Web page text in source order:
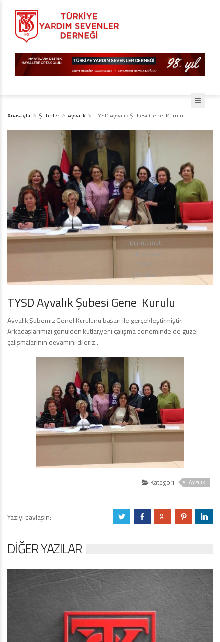
Anasayfa Şubeler Ayvalık TYSD Ayvalık Şubesi Genel Kurulu
TYSD Ayvalık Şubesi Genel Kurulu
Ayvalık Şubemiz Genel Kurulunu başarı ile gerçekleştirmiştir.
Arkadaşlarımızı gönülden kutlar,yeni çalışma döneminde de güzel
çalışmalarının devamını dileriz..
Kategori Ayvalık
Yazıyı paylaşın: a b c d j
DIĞER YAZILAR
Diji İnternet
Teknoloji ve
Yazılım
Çözümleri